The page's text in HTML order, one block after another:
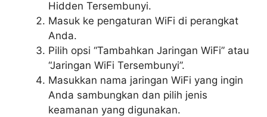
Hidden Tersembunyi.
Masuk ke pengaturan WiFi di perangkat
Anda.
Pilih opsi “Tambahkan Jaringan WiFi” atau
“Jaringan WiFi Tersembunyi”.
Masukkan nama jaringan WiFi yang ingin
Anda sambungkan dan pilih jenis
keamanan yang digunakan.